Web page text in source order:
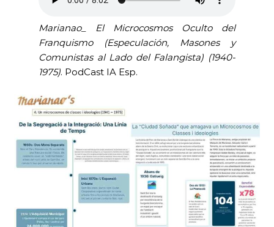
Marianao_ El Microcosmos Oculto del
Franquismo (Especulación, Masones y
Comunistas al Lado del Falangista) (1940-
1975). PodCast IA Esp.